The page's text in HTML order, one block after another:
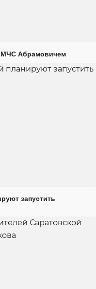
МЧС Абрамовичем
запустить